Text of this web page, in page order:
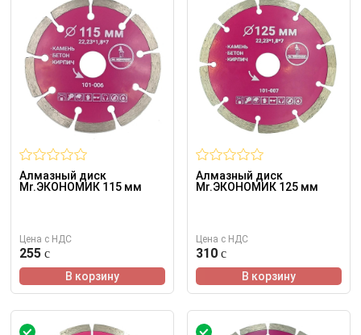
Алмазный диск
Mr.ЭКОНОМИК 115 мм
Цена с НДС
255
В корзину
Алмазный диск
Mr.ЭКОНОМИК 125 мм
Цена с НДС
310
В корзину